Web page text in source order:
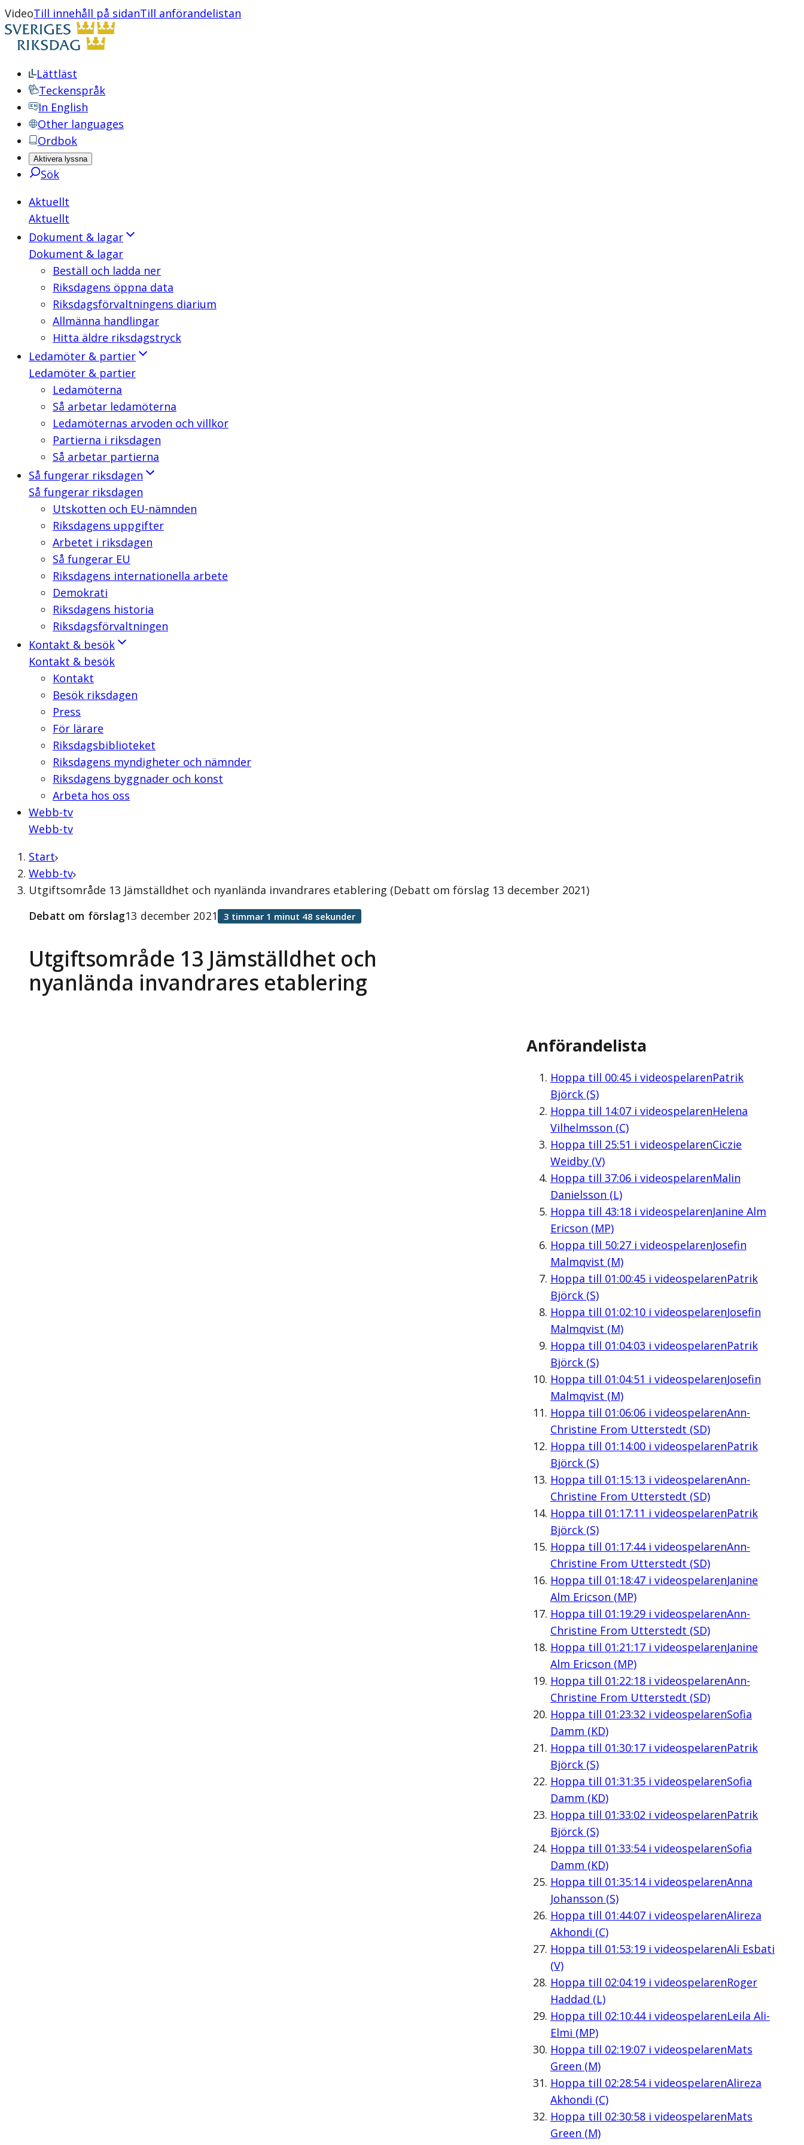
VideoTill innehåll på sidanTill anförandelistan
Lättläst
Teckenspråk
In English
Other languages
Ordbok
Aktivera lyssna
Sök
Aktuellt
Aktuellt
Dokument & lagar
Dokument & lagar
Beställ och ladda ner
Riksdagens öppna data
Riksdagsförvaltningens diarium
Allmänna handlingar
Hitta äldre riksdagstryck
Ledamöter & partier
Ledamöter & partier
Ledamöterna
Så arbetar ledamöterna
Ledamöternas arvoden och villkor
Partierna i riksdagen
Så arbetar partierna
Så fungerar riksdagen
Så fungerar riksdagen
Utskotten och EU-nämnden
Riksdagens uppgifter
Arbetet i riksdagen
Så fungerar EU
Riksdagens internationella arbete
Demokrati
Riksdagens historia
Riksdagsförvaltningen
Kontakt & besök
Kontakt & besök
Kontakt
Besök riksdagen
Press
För lärare
Riksdagsbiblioteket
Riksdagens myndigheter och nämnder
Riksdagens byggnader och konst
Arbeta hos oss
Webb-tv
Webb-tv
Start
Webb-tv
Utgiftsområde 13 Jämställdhet och nyanlända invandrares etablering (Debatt om förslag 13 december 2021)
Utgiftsområde 13 Jämställdhet och
nyanlända invandrares etablering
Debatt om förslag13 december 2021 3 timmar 1 minut 48 sekunder
Anförandelista
Hoppa till 00:45i videospelarenPatrik
Björck (S)
Hoppa till 14:07i videospelarenHelena
Vilhelmsson (C)
Hoppa till 25:51 i videospelarenCiczie
Weidby (V)
Hoppa till 37:06i videospelarenMalin
Danielsson (L)
Hoppa till 43:18i videospelarenJanine Alm
Ericson (MP)
Hoppa till 50:27i videospelarenJosefin
Malmqvist (M)
Hoppa till 01:00:45i videospelarenPatrik
Björck (S)
Hoppa till 01:02:10i videospelarenJosefin
Malmqvist (M)
Hoppa till 01:04:03 i videospelarenPatrik
Björck (S)
Hoppa till 01:04:51 i videospelarenJosefin
Malmqvist (M)
Hoppa till 01:06:06i videospelarenAnn-
Christine From Utterstedt (SD)
Hoppa till 01:14:00i videospelarenPatrik
Björck (S)
Hoppa till 01:15:13 i videospelarenAnn-
Christine From Utterstedt (SD)
Hoppa till 01:17:11 i videospelarenPatrik
Björck (S)
Hoppa till 01:17:44i videospelarenAnn-
Christine From Utterstedt (SD)
Hoppa till 01:18:47i videospelarenJanine
Alm Ericson (MP)
Hoppa till 01:19:29i videospelarenAnn-
Christine From Utterstedt (SD)
Hoppa till 01:21:17i videospelarenJanine
Alm Ericson (MP)
Hoppa till 01:22:18i videospelarenAnn-
Christine From Utterstedt (SD)
Hoppa till 01:23:32 i videospelarenSofia
Damm (KD)
Hoppa till 01:30:17i videospelarenPatrik
Björck (S)
Hoppa till 01:31:35i videospelarenSofia
Damm (KD)
Hoppa till 01:33:02 i videospelarenPatrik
Björck (S)
Hoppa till 01:33:54i videospelarenSofia
Damm (KD)
Hoppa till 01:35:14i videospelarenAnna
Johansson (S)
Hoppa till 01:44:07i videospelarenAlireza
Akhondi (C)
Hoppa till 01:53:19i videospelarenAli Esbati
(V)
Hoppa till 02:04:19i videospelarenRoger
Haddad (L)
Hoppa till 02:10:44i videospelarenLeila Ali-
Elmi (MP)
Hoppa till 02:19:07i videospelarenMats
Green (M)
Hoppa till 02:28:54i videospelarenAlireza
Akhondi (C)
Hoppa till 02:30:58i videospelarenMats
Green (M)